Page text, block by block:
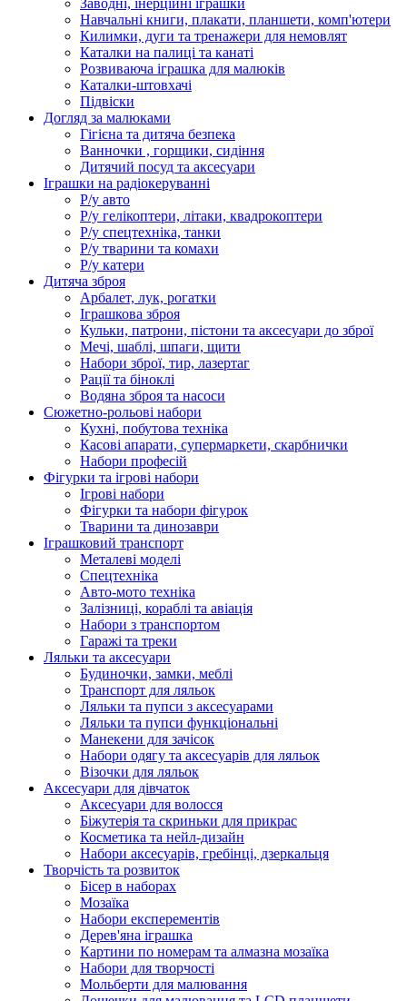
Заводні, інерційні іграшки
Навчальні книги, плакати, планшети, комп'ютери
Килимки, дуги та тренажери для немовлят
Каталки на палиці та канаті
Розвиваюча іграшка для малюків
Каталки-штовхачі
Підвіски
Догляд за малюками
Гігієна та дитяча безпека
Ванночки , горщики, сидіння
Дитячий посуд та аксесуари
Іграшки на радіокеруванні
Р/у авто
Р/у гелікоптери, літаки, квадрокоптери
Р/у спецтехніка, танки
Р/у тварини та комахи
Р/у катери
Дитяча зброя
Арбалет, лук, рогатки
Іграшкова зброя
Кульки, патрони, пістони та аксесуари до зброї
Мечі, шаблі, шпаги, щити
Набори зброї, тир, лазертаг
Рації та біноклі
Водяна зброя та насоси
Сюжетно-рольові набори
Кухні, побутова техніка
Касові апарати, супермаркети, скарбнички
Набори професій
Фігурки та ігрові набори
Ігрові набори
Фігурки та набори фігурок
Тварини та динозаври
Іграшковий транспорт
Металеві моделі
Спецтехніка
Авто-мото техніка
Залізниці, кораблі та авіація
Набори з транспортом
Гаражі та треки
Ляльки та аксесуари
Будиночки, замки, меблі
Транспорт для ляльок
Ляльки та пупси з аксесуарами
Ляльки та пупси функціональні
Манекени для зачісок
Набори одягу та аксесуарів для ляльок
Візочки для ляльок
Аксесуари для дівчаток
Аксесуари для волосся
Біжутерія та скриньки для прикрас
Косметика та нейл-дизайн
Набори аксесуарів, гребінці, дзеркальця
Творчість та розвиток
Бісер в наборах
Мозаїка
Набори експерементів
Дерев'яна іграшка
Картини по номерам та алмазна мозаїка
Набори для творчості
Мольберти для малювання